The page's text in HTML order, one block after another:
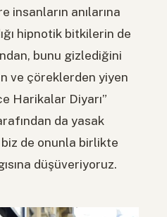
insanların anılarına
hipnotik bitkilerin de
bunu gizlediğini
ve çöreklerden yiyen
Harikalar Diyarı”
da yasak
de onunla birlikte
düşüveriyoruz.